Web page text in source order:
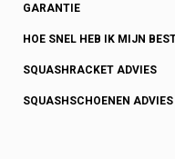
GARANTIE
HOE SNEL HEB IK MIJN
SQUASHRACKET ADVIES
SQUASHSCHOENEN ADVIES